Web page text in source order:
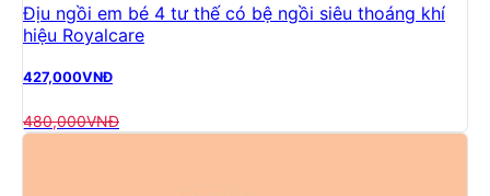
Địu ngồi em bé 4 tư thế có bệ ngồi siêu thoáng khí
hiệu Royalcare
427,000VNĐ
480,000VNĐ